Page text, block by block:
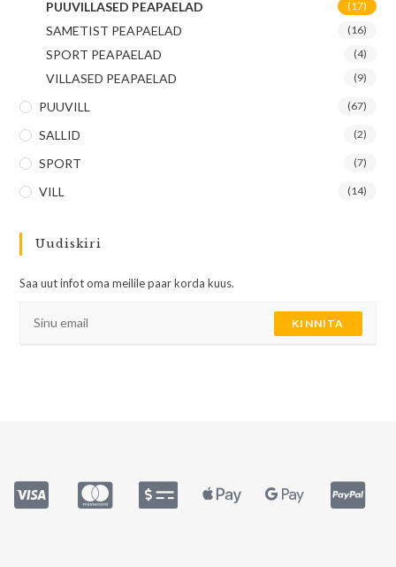
PUUVILLASED PEAPAELAD (17)
SAMETIST PEAPAELAD (16)
SPORT PEAPAELAD (4)
VILLASED PEAPAELAD (9)
PUUVILL (67)
SALLID (2)
SPORT (7)
VILL (14)
Uudiskiri
Saa uut infot oma meilile paar korda kuus.
KINNITA